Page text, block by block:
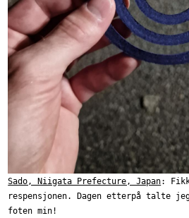
Sado, Niigata Prefecture, Japan:
respensjonen. Dagen etterpå talte
foten min!